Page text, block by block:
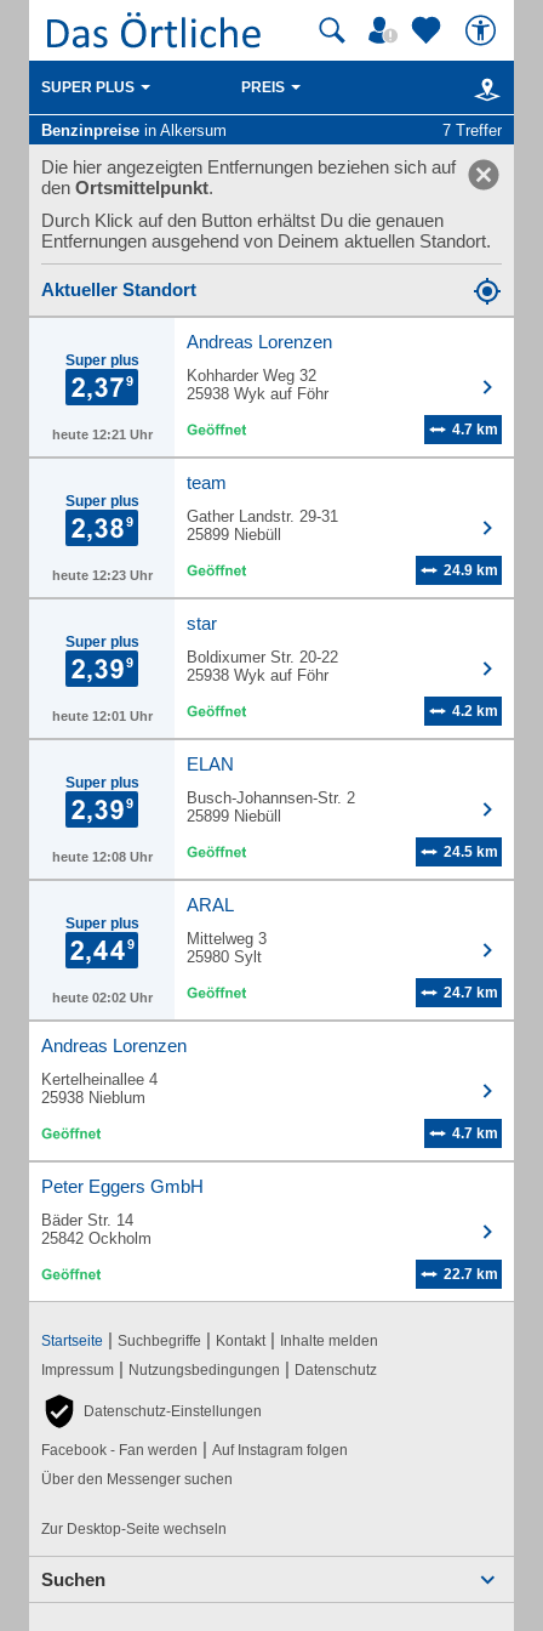
SUPER PLUS PREIS
Benzinpreise in Alkersum 7 Treffer
Die hier angezeigten Entfernungen beziehen sich auf
den Ortsmittelpunkt.
Durch Klick auf den Button erhältst Du die genauen
Entfernungen ausgehend von Deinem aktuellen Standort.
Aktueller Standort
Super plus
heute 12:21 Uhr
Andreas Lorenzen
Kohharder Weg 32
25938 Wyk auf Föhr
4.7 km
Super plus
heute 12:23 Uhr
team
Gather Landstr. 29-31
25899 Niebüll
24.9 km
Super plus
heute 12:01 Uhr
star
Boldixumer Str. 20-22
25938 Wyk auf Föhr
4.2 km
Super plus
heute 12:08 Uhr
ELAN
Busch-Johannsen-Str. 2
25899 Niebüll
24.5 km
Super plus
heute 02:02 Uhr
ARAL
Mittelweg 3
25980 Sylt
24.7 km
Andreas Lorenzen
Kertelheinallee 4
25938 Nieblum
4.7 km
Peter Eggers GmbH
Bäder Str. 14
25842 Ockholm
22.7 km
Startseite | Suchbegriffe | Kontakt | Inhalte melden
Impressum | Nutzungsbedingungen | Datenschutz
Datenschutz-Einstellungen
Facebook - Fan werden | Auf Instagram folgen
Über den Messenger suchen
Zur Desktop-Seite wechseln
Suchen